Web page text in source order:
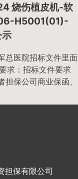
烧伤植皮机-软
H5001(01)-
总医院招标文件里面
求：招标文件要求
保公司商业保函、
担保有限公司